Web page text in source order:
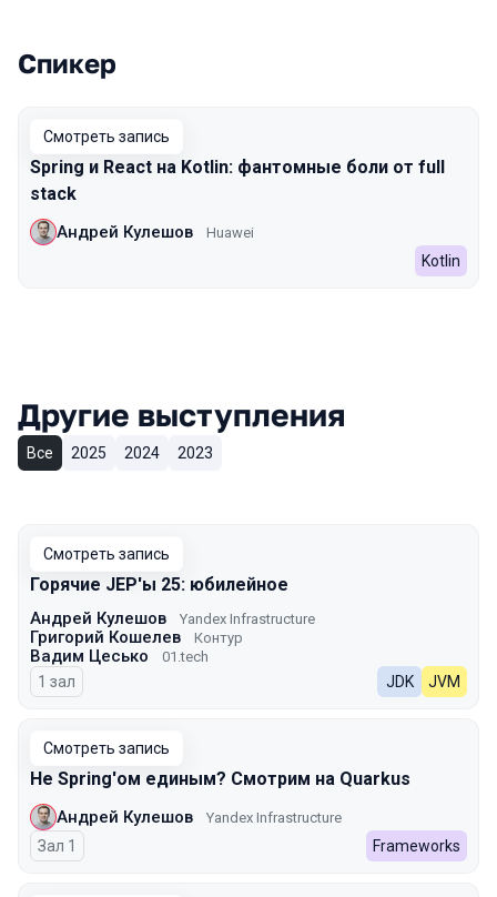
Выступления в сезоне 2022
Спикер
Смотреть запись
Spring и React на Kotlin: фантомные боли от full
stack
Андрей Кулешов Huawei
Kotlin
Другие выступления
Все 2025 2024 2023
Смотреть запись
Горячие JEP'ы 25: юбилейное
Андрей Кулешов Yandex Infrastructure
Григорий Кошелев Контур
Вадим Цесько 01.tech
1 зал JDK JVM
Смотреть запись
Не Spring'ом единым? Смотрим на Quarkus
Андрей Кулешов Yandex Infrastructure
Зал 1 Frameworks